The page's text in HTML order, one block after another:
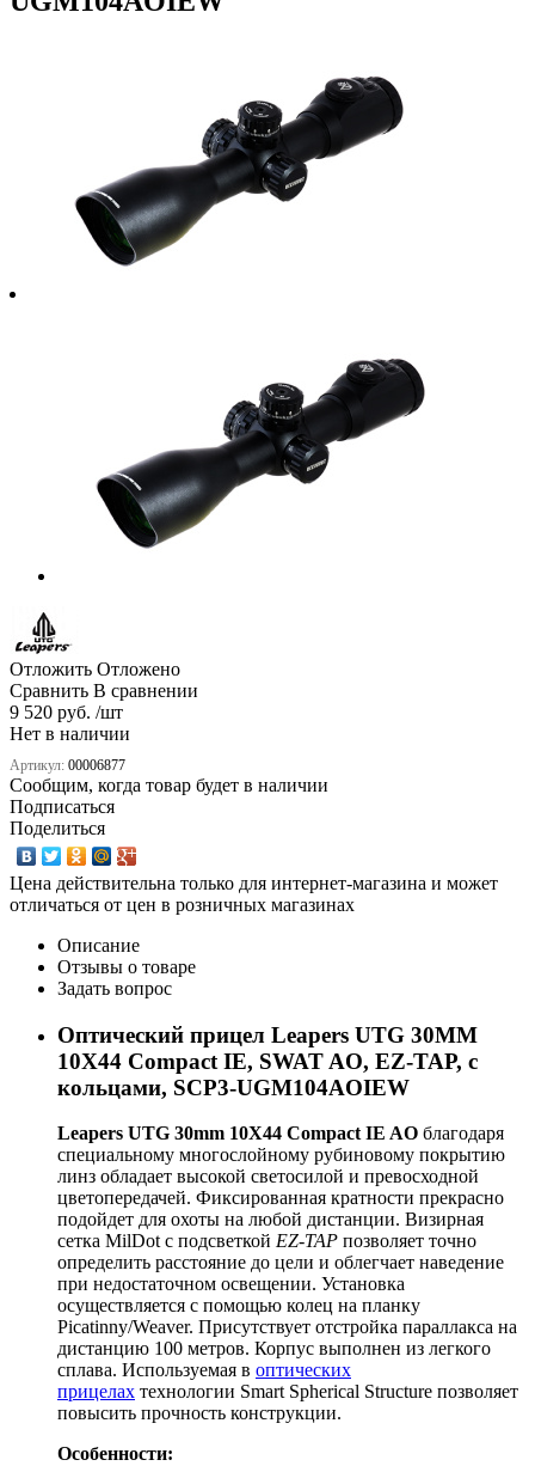
Отложить Отложено
Сравнить В сравнении
9 520 руб. /шт
Нет в наличии
Артикул: 00006877
Сообщим, когда товар будет в наличии
Подписаться
Поделиться
Цена действительна только для интернет-магазина и может
отличаться от цен в розничных магазинах
Описание
Отзывы о товаре
Задать вопрос
Оптический прицел Leapers UTG 30MM
10X44 Compact IE, SWAT AO, EZ-TAP, с
кольцами, SCP3-UGM104AOIEW
Leapers UTG 30mm 10X44 Compact IE AO благодаря
специальному многослойному рубиновому покрытию
линз обладает высокой светосилой и превосходной
цветопередачей. Фиксированная кратности прекрасно
подойдет для охоты на любой дистанции. Визирная
сетка MilDot c подсветкой EZ-TAP позволяет точно
определить расстояние до цели и облегчает наведение
при недостаточном освещении. Установка
осуществляется с помощью колец на планку
Picatinny/Weaver. Присутствует отстройка параллакса на
дистанцию 100 метров. Корпус выполнен из легкого
сплава. Используемая в оптических
прицелах технологии Smart Spherical Structure позволяет
повысить прочность конструкции.
Особенности: